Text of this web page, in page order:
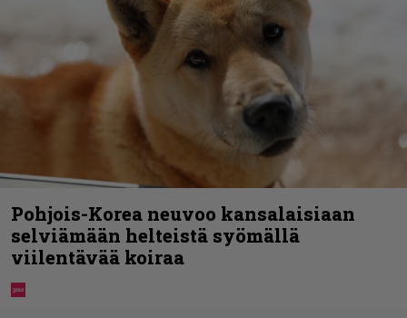
Pohjois-Korea neuvoo kansalaisiaan
selviämään helteistä syömällä
viilentävää koiraa